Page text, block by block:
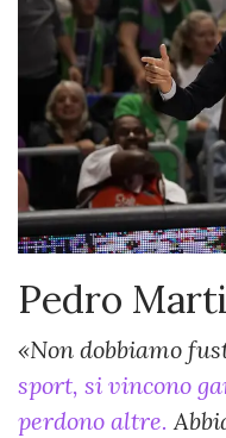
Pedro
«Non dobbiamo
sport, si vincono
perdono altre.